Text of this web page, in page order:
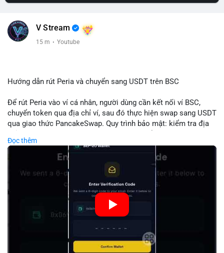
V Stream
15 m · Youtube
Hướng dẫn rút Peria và chuyển sang USDT trên BSC
Để rút Peria vào ví cá nhân, người dùng cần kết nối ví BSC,
chuyển token qua địa chỉ ví, sau đó thực hiện swap sang USDT
qua giao thức PancakeSwap. Quy trình bảo mật: kiểm tra địa
điểm phù hợp. Khi hoàn thành, USDT lưu trữ an toàn trong ví
BSC, có thể chuyển sang các nền tảng khác hoặc bán. Hướng
dẫn chi tiết giúp người mới tránh sai lầm và tối ưu chi phí.
🎥 Xem video trực tiếp tại:
Đọc thêm